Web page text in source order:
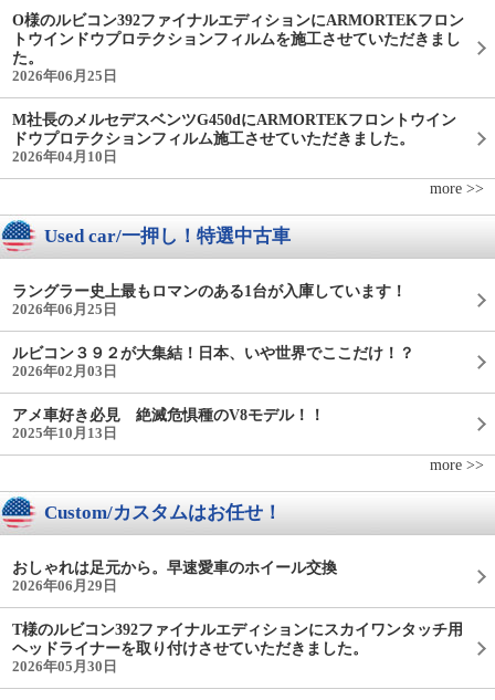
O様のルビコン392ファイナルエディションにARMORTEKフロン
トウインドウプロテクションフィルムを施工させていただきまし
た。
2026年06月25日
M社長のメルセデスベンツG450dにARMORTEKフロントウイン
ドウプロテクションフィルム施工させていただきました。
2026年04月10日
more >>
Used car/一押し！特選中古車
ラングラー史上最もロマンのある1台が入庫しています！
2026年06月25日
ルビコン３９２が大集結！日本、いや世界でここだけ！？
2026年02月03日
アメ車好き必見 絶滅危惧種のV8モデル！！
2025年10月13日
more >>
Custom/カスタムはお任せ！
おしゃれは足元から。早速愛車のホイール交換
2026年06月29日
T様のルビコン392ファイナルエディションにスカイワンタッチ用
ヘッドライナーを取り付けさせていただきました。
2026年05月30日